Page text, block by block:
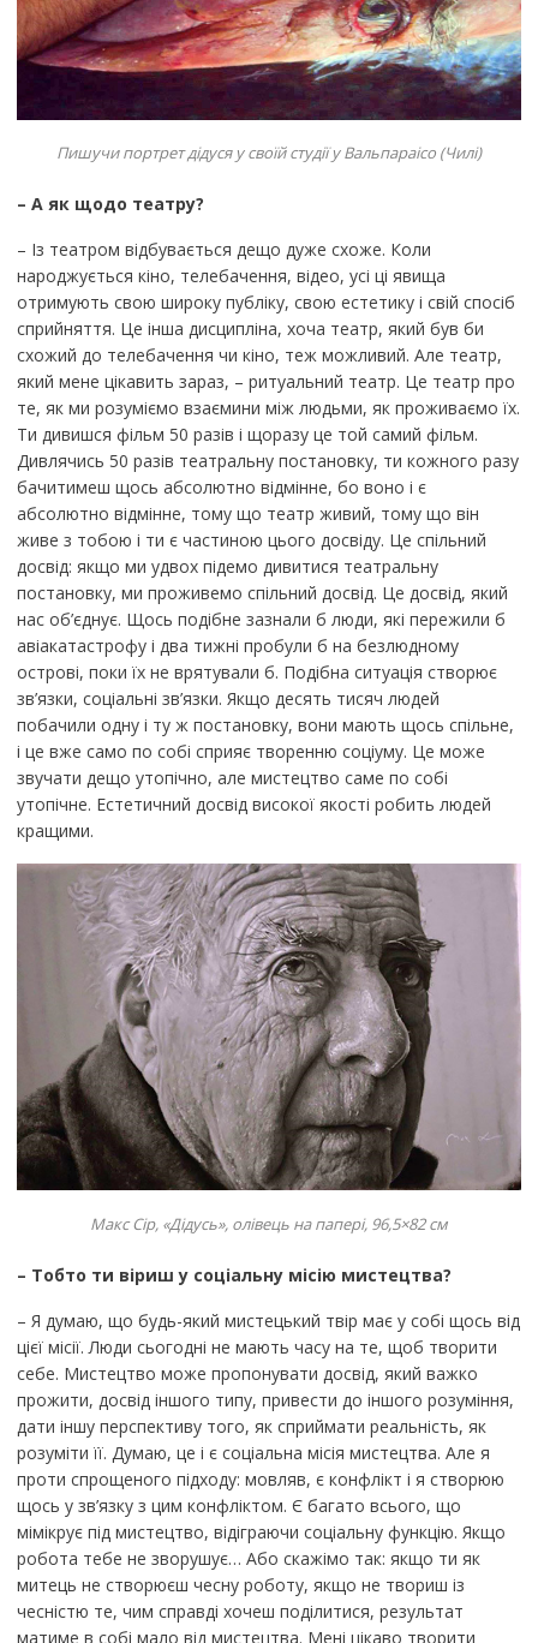
Пишучи портрет дідуся у своїй студії у Вальпараісо (Чилі)
– А як щодо театру?
– Із театром відбувається дещо дуже схоже. Коли
народжується кіно, телебачення, відео, усі ці явища
отримують свою широку публіку, свою естетику і свій спосіб
сприйняття. Це інша дисципліна, хоча театр, який був би
схожий до телебачення чи кіно, теж можливий. Але театр,
який мене цікавить зараз, – ритуальний театр. Це театр про
те, як ми розуміємо взаємини між людьми, як проживаємо їх.
Ти дивишся фільм 50 разів і щоразу це той самий фільм.
Дивлячись 50 разів театральну постановку, ти кожного разу
бачитимеш щось абсолютно відмінне, бо воно і є
абсолютно відмінне, тому що театр живий, тому що він
живе з тобою і ти є частиною цього досвіду. Це спільний
досвід: якщо ми удвох підемо дивитися театральну
постановку, ми проживемо спільний досвід. Це досвід, який
нас об’єднує. Щось подібне зазнали б люди, які пережили б
авіакатастрофу і два тижні пробули б на безлюдному
острові, поки їх не врятували б. Подібна ситуація створює
зв’язки, соціальні зв’язки. Якщо десять тисяч людей
побачили одну і ту ж постановку, вони мають щось спільне,
і це вже само по собі сприяє творенню соціуму. Це може
звучати дещо утопічно, але мистецтво саме по собі
утопічне. Естетичний досвід високої якості робить людей
кращими.
Макс Сір, «Дідусь», олівець на папері, 96,5×82 см
– Тобто ти віриш у соціальну місію мистецтва?
– Я думаю, що будь-який мистецький твір має у собі щось від
цієї місії. Люди сьогодні не мають часу на те, щоб творити
себе. Мистецтво може пропонувати досвід, який важко
прожити, досвід іншого типу, привести до іншого розуміння,
дати іншу перспективу того, як сприймати реальність, як
розуміти її. Думаю, це і є соціальна місія мистецтва. Але я
проти спрощеного підходу: мовляв, є конфлікт і я створюю
щось у зв’язку з цим конфліктом. Є багато всього, що
мімікрує під мистецтво, відіграючи соціальну функцію. Якщо
робота тебе не зворушує… Або скажімо так: якщо ти як
митець не створюєш чесну роботу, якщо не твориш із
чесністю те, чим справді хочеш поділитися, результат
матиме в собі мало від мистецтва. Мені цікаво творити